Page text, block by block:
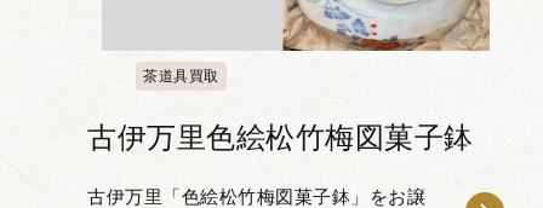
茶道具買取
古伊万里色絵松竹梅図菓子鉢
古伊万里「色絵松竹梅図菓子鉢」をお譲